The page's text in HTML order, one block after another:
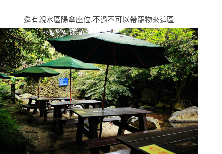
還有親水區陽傘座位,不過不可以帶寵物來這區